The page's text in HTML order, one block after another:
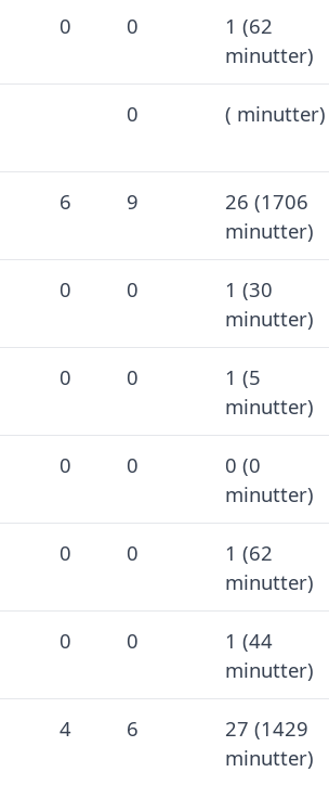
0 0
1 (62
minutter)
0 ( minutter)
6 9
26 (1706
minutter)
0 0
1 (30
minutter)
0 0
1 (5
minutter)
0 0
0 (0
minutter)
0 0
1 (62
minutter)
0 0
1 (44
minutter)
4 6
27 (1429
minutter)